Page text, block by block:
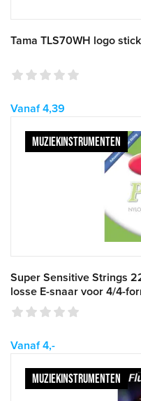
Tama TLS70WH logo
Vanaf 4,39
MUZIEKINSTRUMENTEN
Super Sensitive Strings
losse E-snaar voor 4/4-
Vanaf 4,-
MUZIEKINSTRUMENTEN